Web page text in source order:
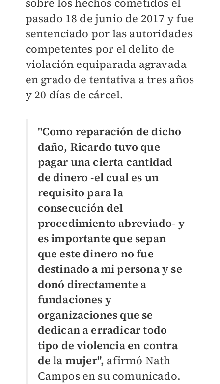
sobre los hechos cometidos el
pasado 18 de junio de 2017 y fue
sentenciado por las autoridades
competentes por el delito de
violación equiparada agravada
en grado de tentativa a tres años
y 20 días de cárcel.
"Como reparación de dicho
daño, Ricardo tuvo que
pagar una cierta cantidad
de dinero -el cual es un
requisito para la
consecución del
procedimiento abreviado- y
es importante que sepan
que este dinero no fue
destinado a mi persona y se
donó directamente a
fundaciones y
organizaciones que se
dedican a erradicar todo
tipo de violencia en contra
de la mujer", afirmó Nath
Campos en su comunicado.